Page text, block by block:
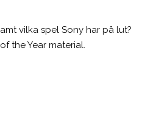
vilka spel Sony har på lut?
the Year material.